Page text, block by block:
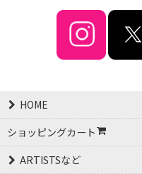
HOME
ショッピングカート
ARTISTSなど